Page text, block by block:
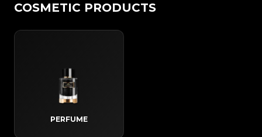
COSMETIC PRODUCTS
PERFUME